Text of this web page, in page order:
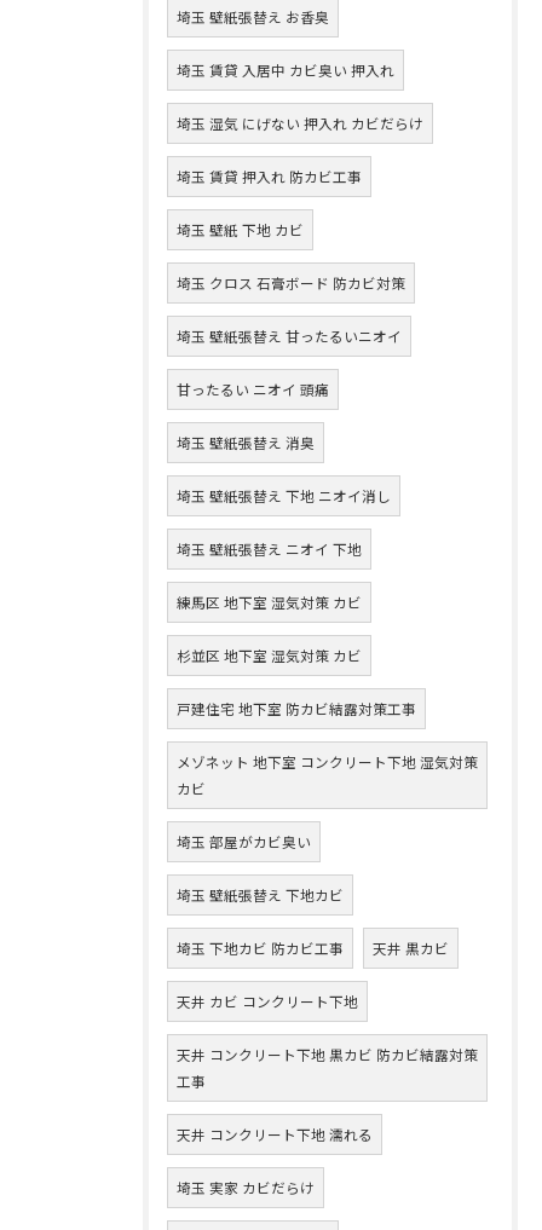
埼玉 壁紙張替え お香臭
埼玉 賃貸 入居中 カビ臭い 押入れ
埼玉 湿気 にげない 押入れ カビだらけ
埼玉 賃貸 押入れ 防カビ工事
埼玉 壁紙 下地 カビ
埼玉 クロス 石膏ボード 防カビ対策
埼玉 壁紙張替え 甘ったるいニオイ
甘ったるい ニオイ 頭痛
埼玉 壁紙張替え 消臭
埼玉 壁紙張替え 下地 ニオイ消し
埼玉 壁紙張替え ニオイ 下地
練馬区 地下室 湿気対策 カビ
杉並区 地下室 湿気対策 カビ
戸建住宅 地下室 防カビ結露対策工事
メゾネット 地下室 コンクリート下地 湿気対策
カビ
埼玉 部屋がカビ臭い
埼玉 壁紙張替え 下地カビ
埼玉 下地カビ 防カビ工事 天井 黒カビ
天井 カビ コンクリート下地
天井 コンクリート下地 黒カビ 防カビ結露対策
工事
天井 コンクリート下地 濡れる
埼玉 実家 カビだらけ